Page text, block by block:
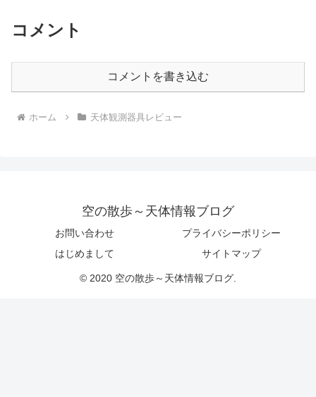
コメント
コメントを書き込む
ホーム 天体観測器具レビュー
空の散歩～天体情報ブログ
お問い合わせ
プライバシーポリシー
はじめまして
サイトマップ
© 2020 空の散歩～天体情報ブログ.